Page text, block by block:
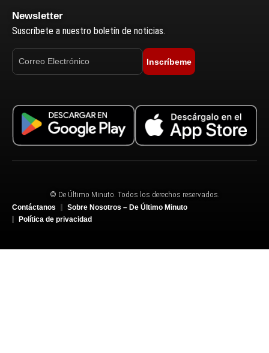
Newsletter
Suscríbete a nuestro boletín de noticias.
Inscríbeme
© De Último Minuto. Todos los derechos reservados.
Contáctanos
Sobre Nosotros – De Último Minuto
Política de privacidad